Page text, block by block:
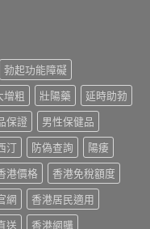
勃起功能障礙
增粗 壯陽藥
延時助勃
保證
男性保健品
汀 防偽查詢
陽痿
港價格
香港免稅額度
網
香港居民適用
送 香港網購